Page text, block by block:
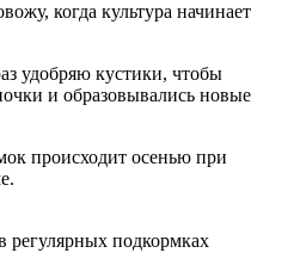
когда культура начинает
удобряю кустики, чтобы
и образовывались новые
происходит осенью при
регулярных подкормках